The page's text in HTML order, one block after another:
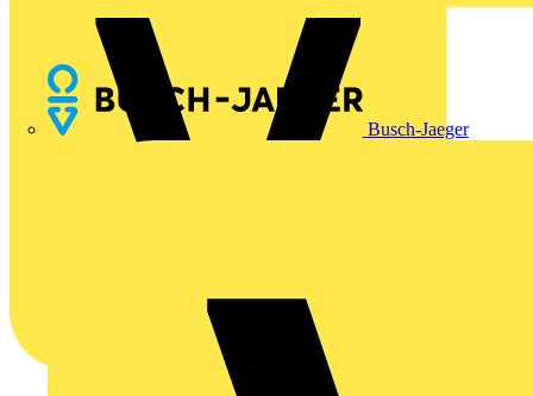
Busch-Jaeger